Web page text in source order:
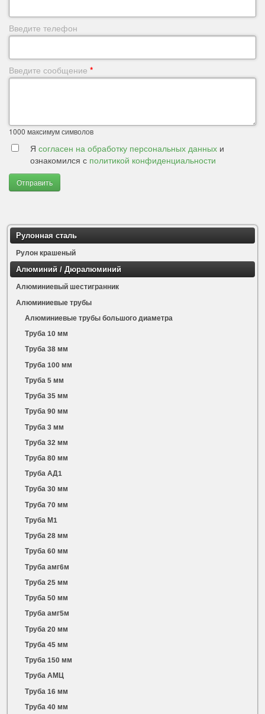
Введите телефон
Введите сообщение *
1000 максимум символов
Я согласен на обработку персональных данных и
ознакомился с политикой конфиденциальности
Отправить
Рулонная сталь
Рулон крашеный
Алюминий / Дюралюминий
Алюминиевый шестигранник
Алюминиевые трубы
Алюминиевые трубы большого диаметра
Труба 10 мм
Труба 38 мм
Труба 100 мм
Труба 5 мм
Труба 35 мм
Труба 90 мм
Труба 3 мм
Труба 32 мм
Труба 80 мм
Труба АД1
Труба 30 мм
Труба 70 мм
Труба М1
Труба 28 мм
Труба 60 мм
Труба амг6м
Труба 25 мм
Труба 50 мм
Труба амг5м
Труба 20 мм
Труба 45 мм
Труба 150 мм
Труба АМЦ
Труба 16 мм
Труба 40 мм